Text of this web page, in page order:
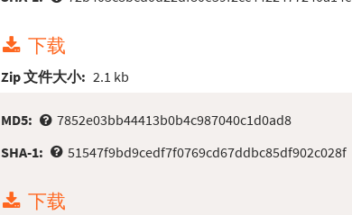
下载
Zip 文件大小: 2.1 kb
MD5:
7852e03bb44413b0b4c987040c1d0ad8
SHA-1:
51547f9bd9cedf7f0769cd67ddbc85df902c028f
下载